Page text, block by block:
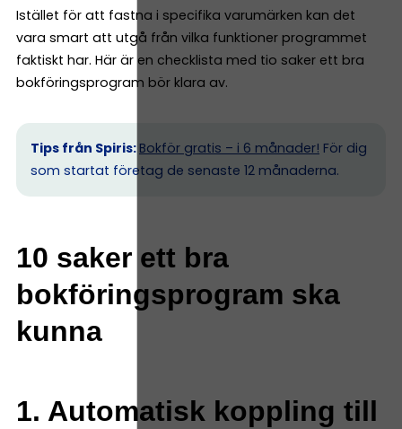
Istället för att fastna i specifika varumärken kan det
vara smart att utgå från vilka funktioner programmet
faktiskt har. Här är en checklista med tio saker ett bra
bokföringsprogram bör klara av.
Tips från Spiris: Bokför gratis – i 6 månader! För dig
som startat företag de senaste 12 månaderna.
10 saker ett bra
bokföringsprogram ska
kunna
1. Automatisk koppling till